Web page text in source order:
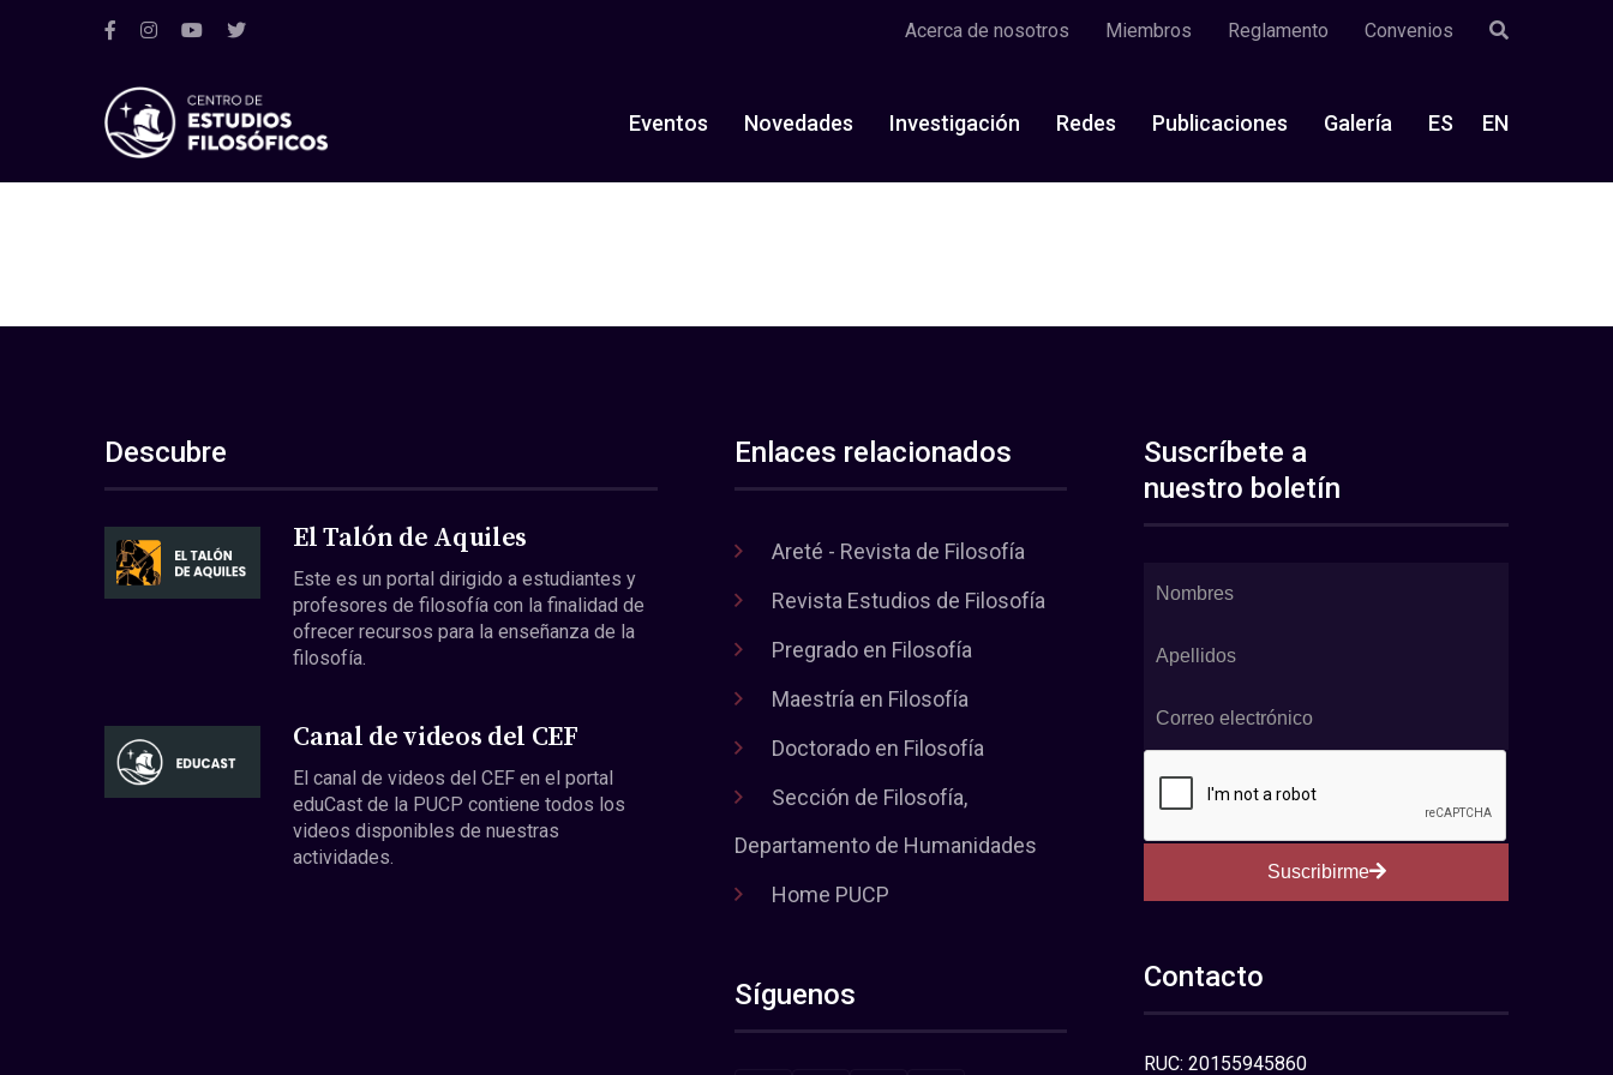
Acerca de nosotros Miembros Reglamento Convenios
Eventos Novedades Investigación Redes Publicaciones Galería ES EN
Descubre
El Talón de Aquiles
Este es un portal dirigido a estudiantes y
profesores de filosofía con la finalidad de
ofrecer recursos para la enseñanza de la
filosofía.
Canal de videos del CEF
El canal de videos del CEF en el portal
eduCast de la PUCP contiene todos los
videos disponibles de nuestras
actividades.
Enlaces relacionados
Areté - Revista de Filosofía
Revista Estudios de Filosofía
Pregrado en Filosofía
Maestría en Filosofía
Doctorado en Filosofía
Sección de Filosofía,
Departamento de Humanidades
Home PUCP
Síguenos
Suscríbete a
nuestro boletín
Suscribirme
Contacto
RUC: 20155945860